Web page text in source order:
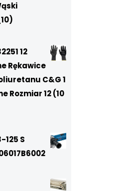
12
Rękawice
C&G 1
Rozmiar 12 (10
125 S